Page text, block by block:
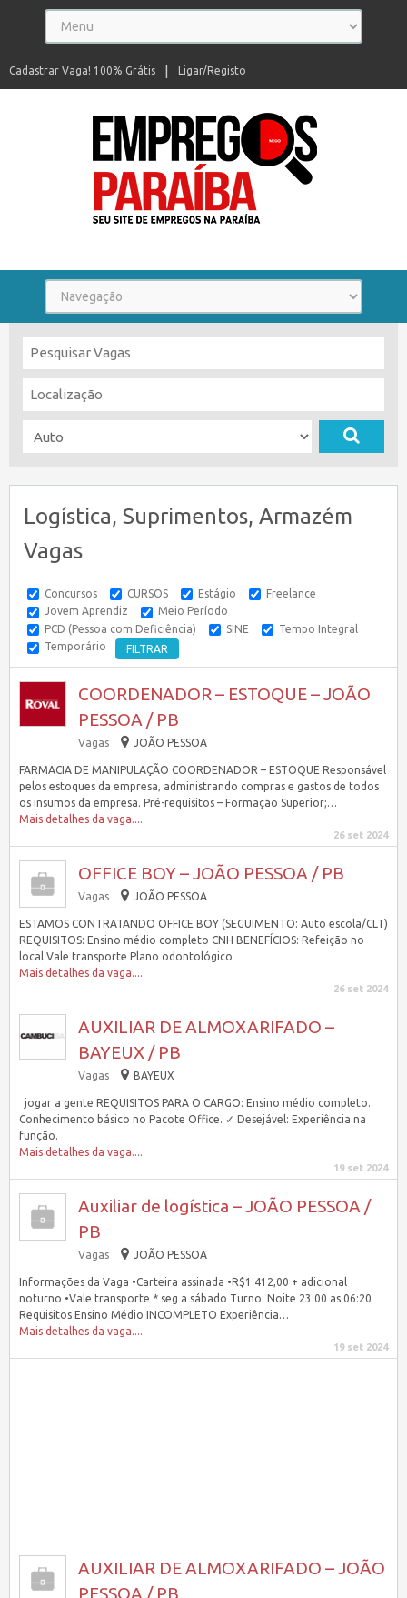
Ligar/Registo
Cadastrar Vaga! 100% Grátis
Logística, Suprimentos, Armazém
Vagas
Concursos CURSOS Estágio
Freelance
Jovem Aprendiz
Meio Período
PCD (Pessoa com Deficiência)
SINE
Tempo Integral
Temporário
COORDENADOR – ESTOQUE – JOÃO
PESSOA / PB
Vagas JOÃO PESSOA
FARMACIA DE MANIPULAÇÃO COORDENADOR – ESTOQUE Responsável
pelos estoques da empresa, administrando compras e gastos de todos
os insumos da empresa. Pré-requisitos – Formação Superior;…
Mais detalhes da vaga....
26 set 2024
OFFICE BOY – JOÃO PESSOA / PB
Vagas JOÃO PESSOA
ESTAMOS CONTRATANDO OFFICE BOY (SEGUIMENTO: Auto escola/CLT)
REQUISITOS: Ensino médio completo CNH BENEFÍCIOS: Refeição no
local Vale transporte Plano odontológico
Mais detalhes da vaga....
26 set 2024
AUXILIAR DE ALMOXARIFADO –
BAYEUX / PB
Vagas BAYEUX
jogar a gente REQUISITOS PARA O CARGO: Ensino médio completo.
Conhecimento básico no Pacote Office. ✓ Desejável: Experiência na
função.
Mais detalhes da vaga....
19 set 2024
Auxiliar de logística – JOÃO PESSOA /
PB
Vagas JOÃO PESSOA
Informações da Vaga •Carteira assinada •R$1.412,00 + adicional
noturno •Vale transporte * seg a sábado Turno: Noite 23:00 as 06:20
Requisitos Ensino Médio INCOMPLETO Experiência…
Mais detalhes da vaga....
19 set 2024
AUXILIAR DE ALMOXARIFADO – JOÃO
PESSOA / PB